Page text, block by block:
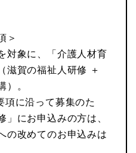
＞
対象に、「介護人材育
滋賀の福祉人研修 ＋
）。
に沿って募集のた
」にお申込みの方は、
の改めてのお申込みは